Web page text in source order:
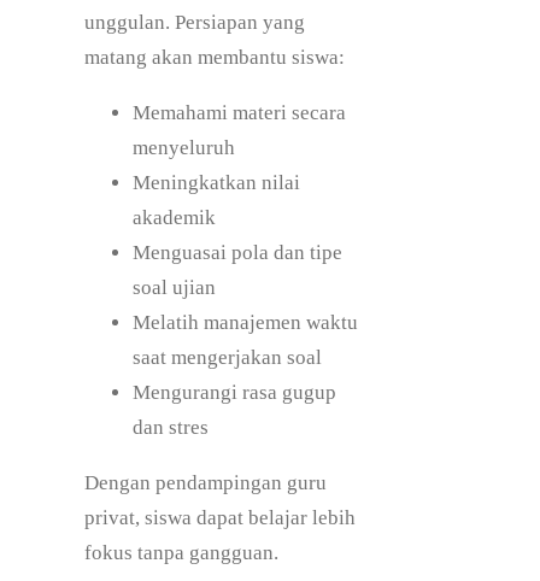
unggulan. Persiapan yang
matang akan membantu siswa:
Memahami materi secara
menyeluruh
Meningkatkan nilai
akademik
Menguasai pola dan tipe
soal ujian
Melatih manajemen waktu
saat mengerjakan soal
Mengurangi rasa gugup
dan stres
Dengan pendampingan guru
privat, siswa dapat belajar lebih
fokus tanpa gangguan.